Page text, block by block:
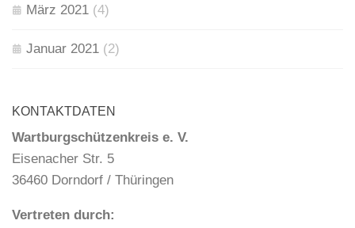
März 2021 (4)
Januar 2021 (2)
KONTAKTDATEN
Wartburgschützenkreis e. V.
Eisenacher Str. 5
36460 Dorndorf / Thüringen
Vertreten durch: